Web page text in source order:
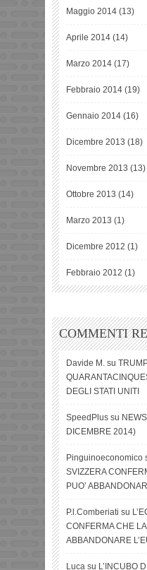
Maggio 2014 (13)
Aprile 2014 (14)
Marzo 2014 (17)
Febbraio 2014 (19)
Gennaio 2014 (16)
Dicembre 2013 (18)
Novembre 2013 (13)
Ottobre 2013 (14)
Marzo 2013 (1)
Dicembre 2012 (1)
Febbraio 2012 (1)
COMMENTI
Davide M. su TRUMP
DEGLI STATI UNITI
SpeedPlus su
DICEMBRE 2014)
Pinguinoeconomico
SVIZZERA
PUO’
P.l.Comberiati su
CONFERMA CHE
ABBANDONARE
Luca su L’INCUBO